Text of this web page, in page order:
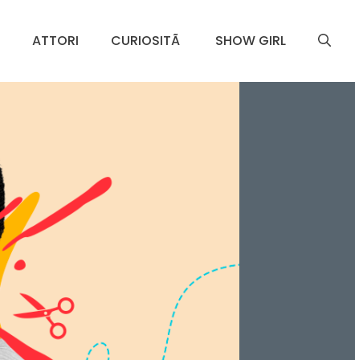
ATTORI CURIOSITÃ SHOW GIRL